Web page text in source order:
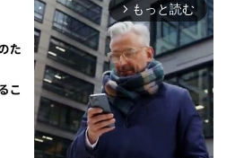
arrow_forward_ios もっと読む